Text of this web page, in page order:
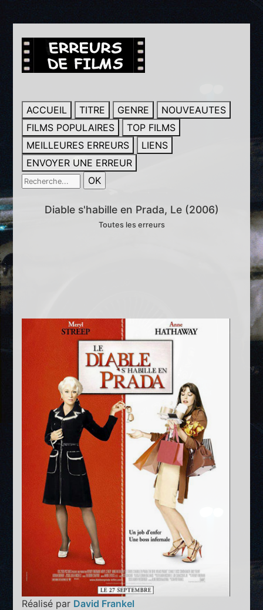
ACCUEIL TITRE GENRE
NOUVEAUTES
FILMS POPULAIRES
TOP FILMS
MEILLEURES ERREURS
LIENS
ENVOYER UNE ERREUR
Diable s'habille en Prada, Le (2006)
Toutes les erreurs
Réalisé par David Frankel